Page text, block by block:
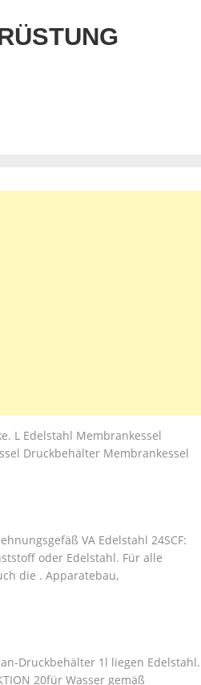
L Edelstahl Membrankessel
Druckbehälter Membrankessel
VA Edelstahl 24SCF:
oder Edelstahl. Für alle
die . Apparatebau,
Druckbehälter 1l liegen Edelstahl.
20für Wasser gemäß